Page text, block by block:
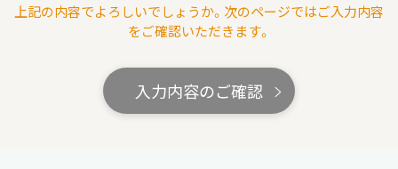
上記の内容でよろしいでしょうか。次のページではご入力内容
をご確認いただきます。
入力内容のご確認